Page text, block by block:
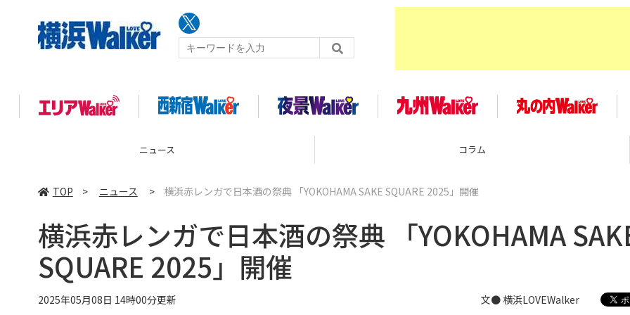
ニュース コラム
TOP > ニュース > 横浜赤レンガで日本酒の祭典 「YOKOHAMA SAKE SQUARE 2025」開催
横浜赤レンガで日本酒の祭典 「YOKOHAMA
SQUARE 2025」開催
2025年05月08日 14時00分更新 文● 横浜LOVEWalker